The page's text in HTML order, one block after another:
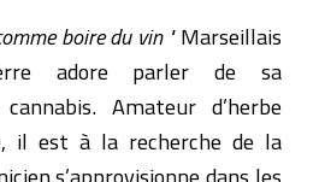
boire du vin "Marseillais
adore parler de sa
Amateur d’herbe
il est à la recherche de la